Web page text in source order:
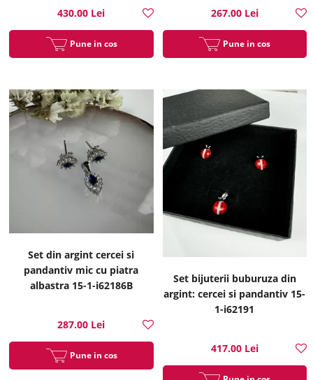
430.00 Lei
Pune in cos
267.00 Lei
Pune in cos
Set din argint cercei si
pandantiv mic cu piatra
albastra 15-1-i62186B
287.00 Lei
Pune in cos
Set bijuterii buburuza din
argint: cercei si pandantiv 15-
1-i62191
417.00 Lei